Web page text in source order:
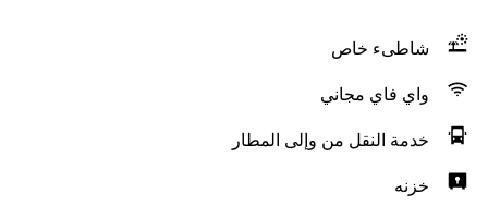
شاطىء خاص
واي فاي مجاني
خدمة النقل من وإلى المطار
خزنه